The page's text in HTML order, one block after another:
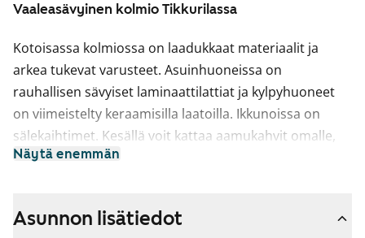
Vaaleasävyinen kolmio Tikkurilassa
Kotoisassa kolmiossa on laadukkaat materiaalit ja
arkea tukevat varusteet. Asuinhuoneissa on
rauhallisen sävyiset laminaattilattiat ja kylpyhuoneet
on viimeistelty keraamisilla laatoilla. Ikkunoissa on
sälekaihtimet. Kesällä voit kattaa aamukahvit omalle,
lasitetulle parvekkeelle.
varusteisiin kuuluvat astianpesukone, keraaminen
Näytä enemmän
Asunnon lisätiedot